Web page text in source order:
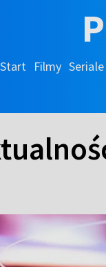
Start Filmy Seriale